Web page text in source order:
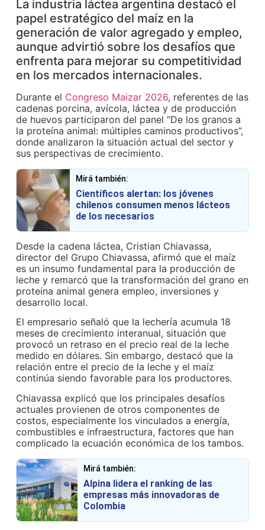
La industria láctea argentina destacó el
papel estratégico del maíz en la
generación de valor agregado y empleo,
aunque advirtió sobre los desafíos que
enfrenta para mejorar su competitividad
en los mercados internacionales.
Durante el Congreso Maizar 2026, referentes de las
cadenas porcina, avícola, láctea y de producción
de huevos participaron del panel “De los granos a
la proteína animal: múltiples caminos productivos”,
donde analizaron la situación actual del sector y
sus perspectivas de crecimiento.
Mirá también:
Científicos alertan: los jóvenes
chilenos consumen menos lácteos
de los necesarios
Desde la cadena láctea, Cristian Chiavassa,
director del Grupo Chiavassa, afirmó que el maíz
es un insumo fundamental para la producción de
leche y remarcó que la transformación del grano en
proteína animal genera empleo, inversiones y
desarrollo local.
El empresario señaló que la lechería acumula 18
meses de crecimiento interanual, situación que
provocó un retraso en el precio real de la leche
medido en dólares. Sin embargo, destacó que la
relación entre el precio de la leche y el maíz
continúa siendo favorable para los productores.
Chiavassa explicó que los principales desafíos
actuales provienen de otros componentes de
costos, especialmente los vinculados a energía,
combustibles e infraestructura, factores que han
complicado la ecuación económica de los tambos.
Mirá también:
Alpina lidera el ranking de las
empresas más innovadoras de
Colombia